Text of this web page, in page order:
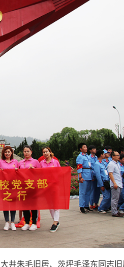
井朱毛旧居、茨坪毛泽东同志旧